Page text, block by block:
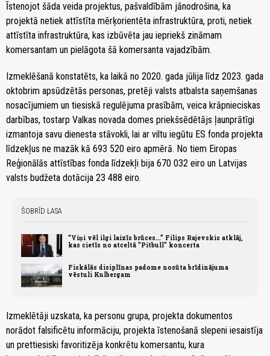
Īstenojot šāda veida projektus, pašvaldībām jānodrošina, ka
projektā netiek attīstīta mērķorientēta infrastruktūra, proti, netiek
attīstīta infrastruktūra, kas izbūvēta jau iepriekš zināmam
komersantam un pielāgota šā komersanta vajadzībām.
Izmeklēšanā konstatēts, ka laikā no 2020. gada jūlija līdz 2023. gada
oktobrim apsūdzētās personas, pretēji valsts atbalsta saņemšanas
nosacījumiem un tiesiskā regulējuma prasībām, veica krāpnieciskas
darbības, tostarp Valkas novada domes priekšsēdētājs ļaunprātīgi
izmantoja savu dienesta stāvokli, lai ar viltu iegūtu ES fonda projekta
līdzekļus ne mazāk kā 693 520 eiro apmērā. No tiem Eiropas
Reģionālās attīstības fonda līdzekļi bija 670 032 eiro un Latvijas
valsts budžeta dotācija 23 488 eiro.
ŠOBRĪD LASA
“Viņi vēl ilgi laizīs brūces...” Filips Rajevskis atklāj,
kas cietīs no atceltā "Pitbull" koncerta
Fiskālās disiplīnas padome nosūta brīdinājuma
vēstuli Kulbergam
Izmeklētāji uzskata, ka personu grupa, projekta dokumentos
norādot falsificētu informāciju, projekta īstenošanā slepeni iesaistīja
un prettiesiski favoritizēja konkrētu komersantu, kura